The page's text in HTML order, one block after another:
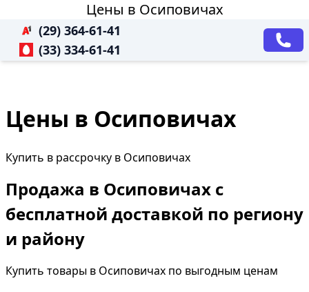
Цены в Осиповичах
(29) 364-61-41
(33) 334-61-41
Цены в Осиповичах
Купить в рассрочку в Осиповичах
Продажа в Осиповичах с
бесплатной доставкой по региону
и району
Купить товары в Осиповичах по выгодным ценам